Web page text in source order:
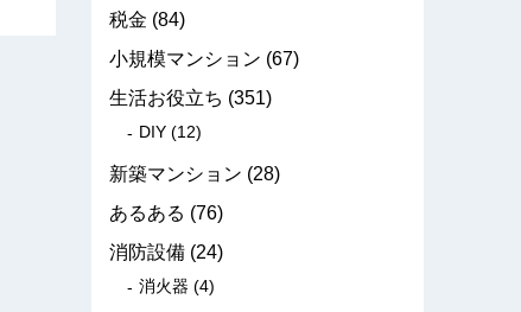
税金 (84)
小規模マンション (67)
生活お役立ち (351)
DIY (12)
新築マンション (28)
あるある (76)
消防設備 (24)
消火器 (4)